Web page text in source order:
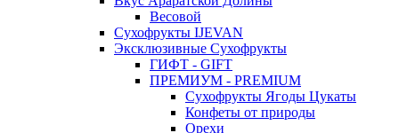
Весовой
Сухофрукты IJEVAN
Эксклюзивные Сухофрукты
ГИФТ - GIFT
ПРЕМИУМ - PREMIUM
Сухофрукты Ягоды Цукаты
Конфеты от природы
Орехи